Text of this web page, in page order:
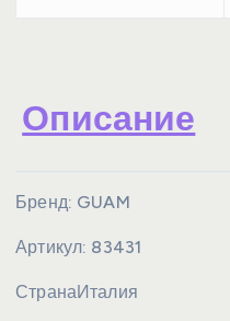
Описание
Бренд: GUAM
Артикул: 83431
СтранаИталия